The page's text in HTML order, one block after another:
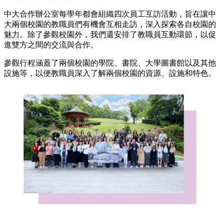
中大合作辦公室每學年都會組織四次員工互訪活動，旨在讓中
大兩個校園的教職員們有機會互相走訪，深入探索各自校園的
魅力。除了參觀校園外，我們還安排了教職員互動環節，以促
進雙方之間的交流與合作。
參觀行程涵蓋了兩個校園的學院、書院、大學圖書館以及其他
設施等，以便教職員深入了解兩個校園的資源、設施和特色。